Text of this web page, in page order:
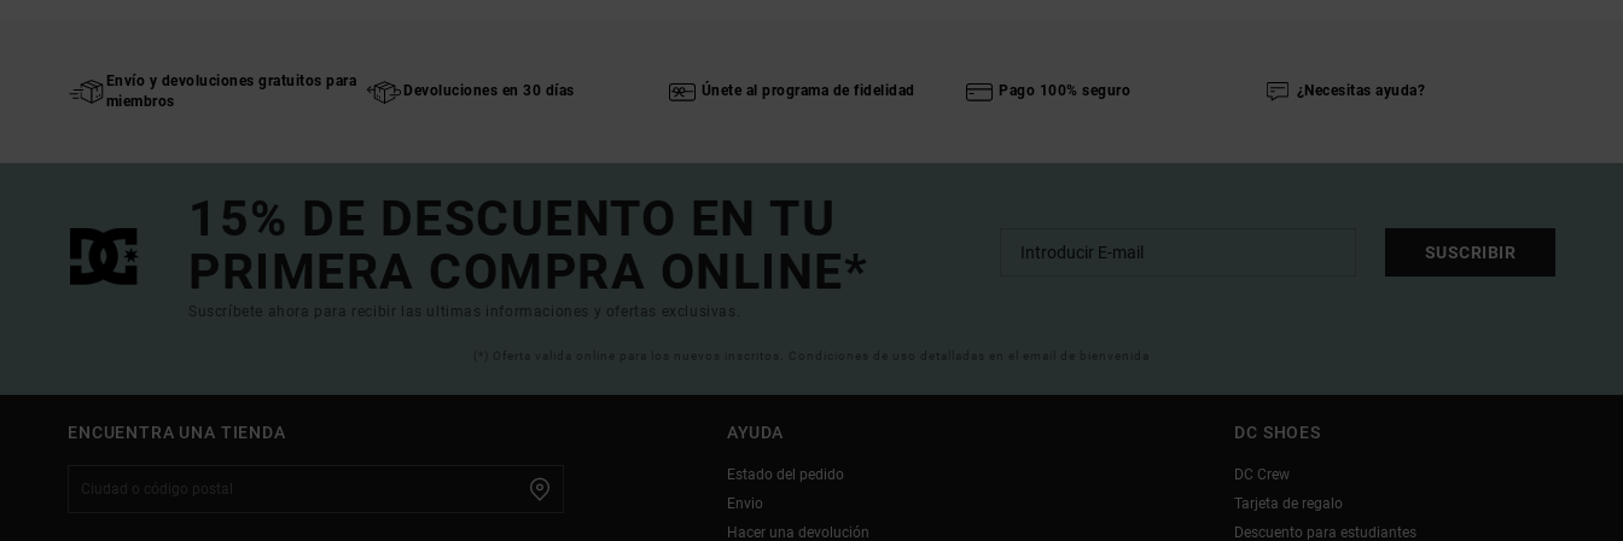
Envío y devoluciones gratuitos para
miembros
Devoluciones en 30 días Únete al programa de fidelidad Pago 100% seguro ¿Necesitas ayuda?
15% DE DESCUENTO EN TU
PRIMERA COMPRA ONLINE*
Suscríbete ahora para recibir las ultimas informaciones y ofertas exclusivas.
SUSCRIBIR
(*) Oferta valida online para los nuevos inscritos. Condiciones de uso detalladas en el email de bienvenida
ENCUENTRA UNA TIENDA AYUDA
Estado del pedido
Envio
Hacer una devolución
DC SHOES
DC Crew
Tarjeta de regalo
Descuento para estudiantes